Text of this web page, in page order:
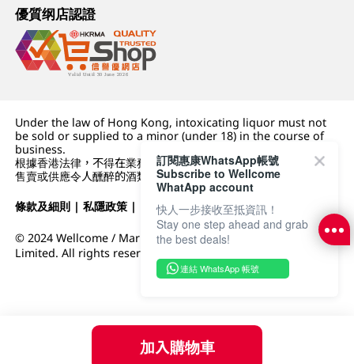
加入購物車
優質纲店認證
Under the law of Hong Kong, intoxicating liquor must not
be sold or supplied to a minor (under 18) in the course of
business.
根據香港法律，不得在業務過程中，向未成年人 (18 歲以下人士)
售賣或供應令人醺醉的酒類。
條款及細則 |私隱政策 | DFI零售集團
© 2024 Wellcome / Market Place. The Dairy Farm Company
Limited. All rights reserved.
訂閱惠康WhatsApp帳號
Subscribe to Wellcome
WhatApp account
快人一步接收至抵資訊！
Stay one step ahead and grab
the best deals!
連結 WhatsApp 帳號